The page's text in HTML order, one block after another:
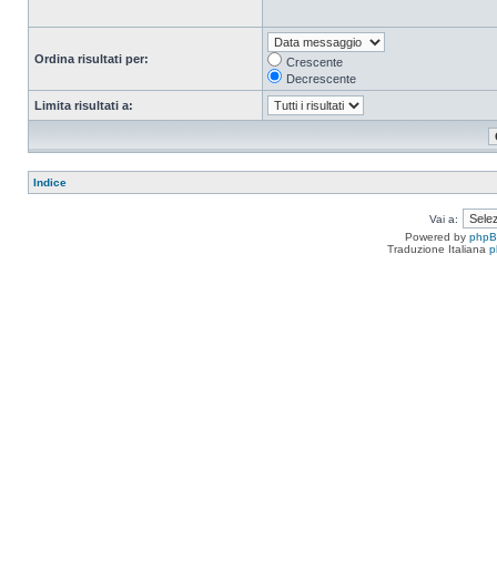
Ordina risultati per:
Crescente
Decrescente
Limita risultati a:
Indice
Vai a:
Powered by
Traduzione Italiana